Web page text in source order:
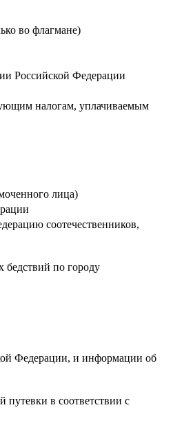
во флагмане)
Российской Федерации
налогам, уплачиваемым
лица)
соотечественников,
бедствий по городу
Федерации, и информации об
путевки в соответствии с